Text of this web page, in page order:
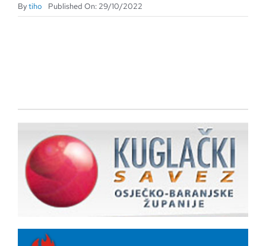
Bytiho Published On: 29/10/2022